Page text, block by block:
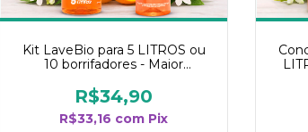
Kit LaveBio para 5 LITROS ou
10 borrifadores - Maior
de Laranjeira
R$34,90
R$33,16 com Pix